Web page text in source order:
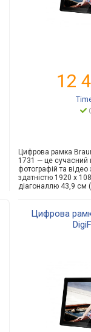
12
Цифрова рамка
1731 — це сучасний
фотографій та
здатністю 1920 x
діагоналлю 43,9 см
Цифрова